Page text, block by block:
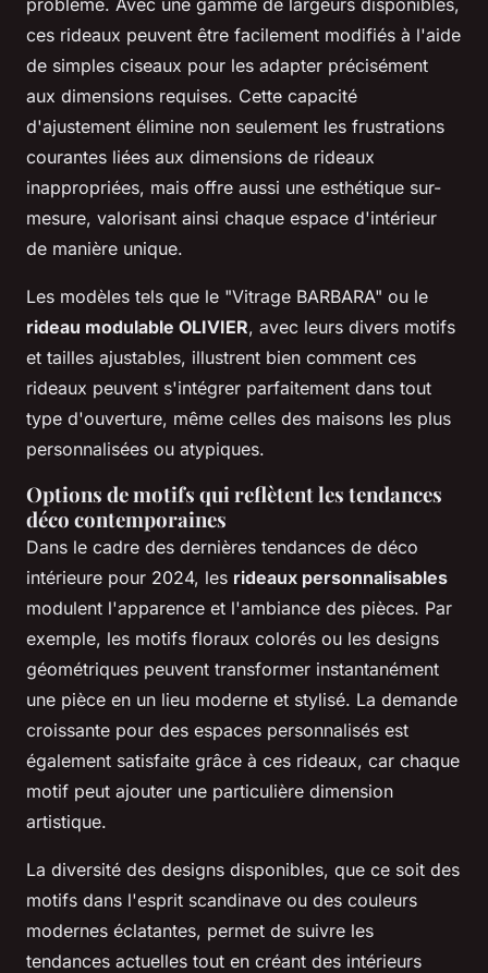
ces rideaux peuvent être facilement modifiés à l'aide
de simples ciseaux pour les adapter précisément
aux dimensions requises. Cette capacité
d'ajustement élimine non seulement les frustrations
courantes liées aux dimensions de rideaux
inappropriées, mais offre aussi une esthétique sur-
mesure, valorisant ainsi chaque espace d'intérieur
de manière unique.
Les modèles tels que le "Vitrage BARBARA" ou le
rideau modulable OLIVIER, avec leurs divers motifs
et tailles ajustables, illustrent bien comment ces
rideaux peuvent s'intégrer parfaitement dans tout
type d'ouverture, même celles des maisons les plus
personnalisées ou atypiques.
Options de motifs qui reflètent les tendances
déco contemporaines
Dans le cadre des dernières tendances de déco
intérieure pour 2024, les rideaux personnalisables
modulent l'apparence et l'ambiance des pièces. Par
exemple, les motifs floraux colorés ou les designs
géométriques peuvent transformer instantanément
une pièce en un lieu moderne et stylisé. La demande
croissante pour des espaces personnalisés est
également satisfaite grâce à ces rideaux, car chaque
motif peut ajouter une particulière dimension
artistique.
La diversité des designs disponibles, que ce soit des
motifs dans l'esprit scandinave ou des couleurs
modernes éclatantes, permet de suivre les
tendances actuelles tout en créant des intérieurs